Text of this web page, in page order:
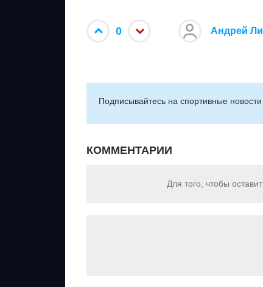
0 Андрей Ли
Подписывайтесь на cпортивные
КОММЕНТАРИИ
Для того, чтобы